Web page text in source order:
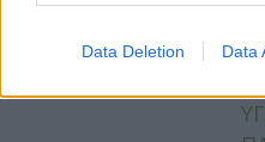
Data Deletion Data